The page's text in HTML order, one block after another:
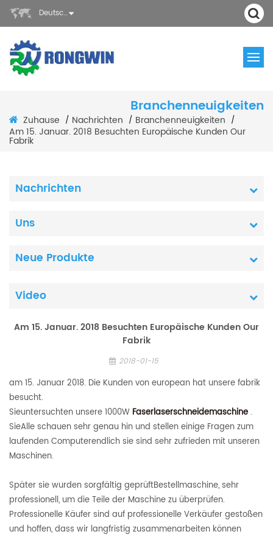
Deutsch
Branchenneuigkeiten
Zuhause / Nachrichten / Branchenneuigkeiten /
Am 15. Januar. 2018 Besuchten Europäische Kunden Our
Fabrik
Nachrichten
Uns
Neue Produkte
Video
Am 15. Januar. 2018 Besuchten Europäische Kunden Our
Fabrik
2018-01-15
am 15. Januar 2018. Die Kunden von european hat unsere fabrik
besucht.
Sieuntersuchten unsere 1000W Faserlaserschneidemaschine .
SieAlle schauen sehr genau hin und stellen einige Fragen zum
laufenden Computerendlich sie sind sehr zufrieden mit unseren
Maschinen.
Später sie wurden sorgfältig geprüftBestellmaschine, sehr
professionell, um die Teile der Maschine zu überprüfen.
Professionelle Käufer sind auf professionelle Verkäufer gestoßen
und hoffen, dass wir langfristig zusammenarbeiten können